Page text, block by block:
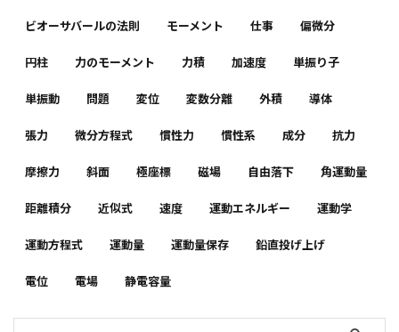
ビオーサバールの法則 モーメント 仕事 偏微分
円柱 力のモーメント 力積 加速度 単振り子
単振動 問題 変位 変数分離 外積 導体
張力 微分方程式 慣性力 慣性系 成分 抗力
摩擦力 斜面 極座標 磁場 自由落下 角運動量
距離積分 近似式 速度 運動エネルギー 運動学
運動方程式 運動量 運動量保存 鉛直投げ上げ
電位 電場 静電容量